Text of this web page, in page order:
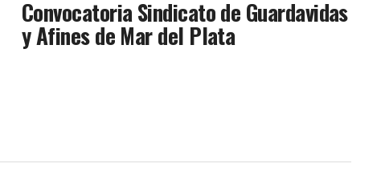
Convocatoria Sindicato de Guardavidas
y Afines de Mar del Plata